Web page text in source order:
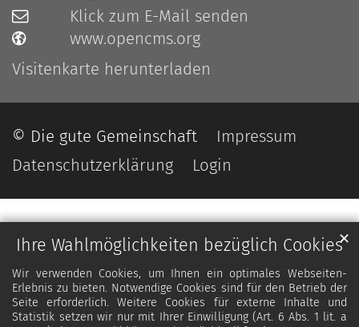
Ihre Wahlmöglichkeiten bezüglich Cookies
Wir verwenden Cookies, um Ihnen ein optimales Webseiten-
Erlebnis zu bieten. Notwendige Cookies sind für den Betrieb der
Seite erforderlich. Weitere Cookies für externe Inhalte und
Statistik setzen wir nur mit Ihrer Einwilligung (Art. 6 Abs. 1 lit. a
✕
Klick zum E-Mail senden
www.opencms.org
Visitenkarte herunterladen
© Die gute Gemeinschaft
Impressum
Datenschutzerklärung
Login